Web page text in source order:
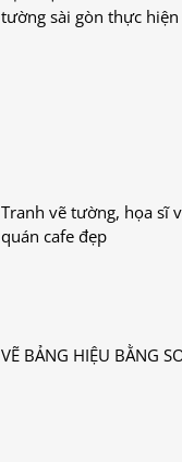
tường sài gòn thực hiện
Tranh vẽ tường, họa sĩ
quán cafe đẹp
VẼ BẢNG HIỆU BẰNG